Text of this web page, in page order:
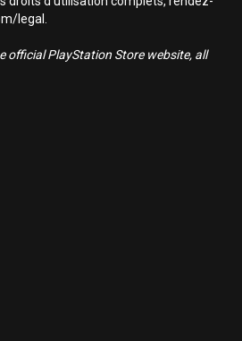
legal.
official PlayStation Store website, all